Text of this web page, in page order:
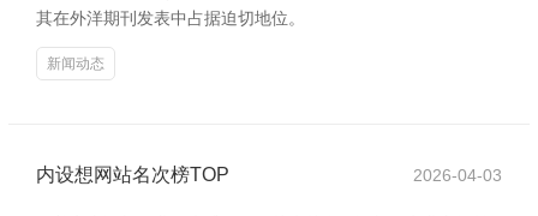
其在外洋期刊发表中占据迫切地位。
新闻动态
内设想网站名次榜TOP 2026-04-03